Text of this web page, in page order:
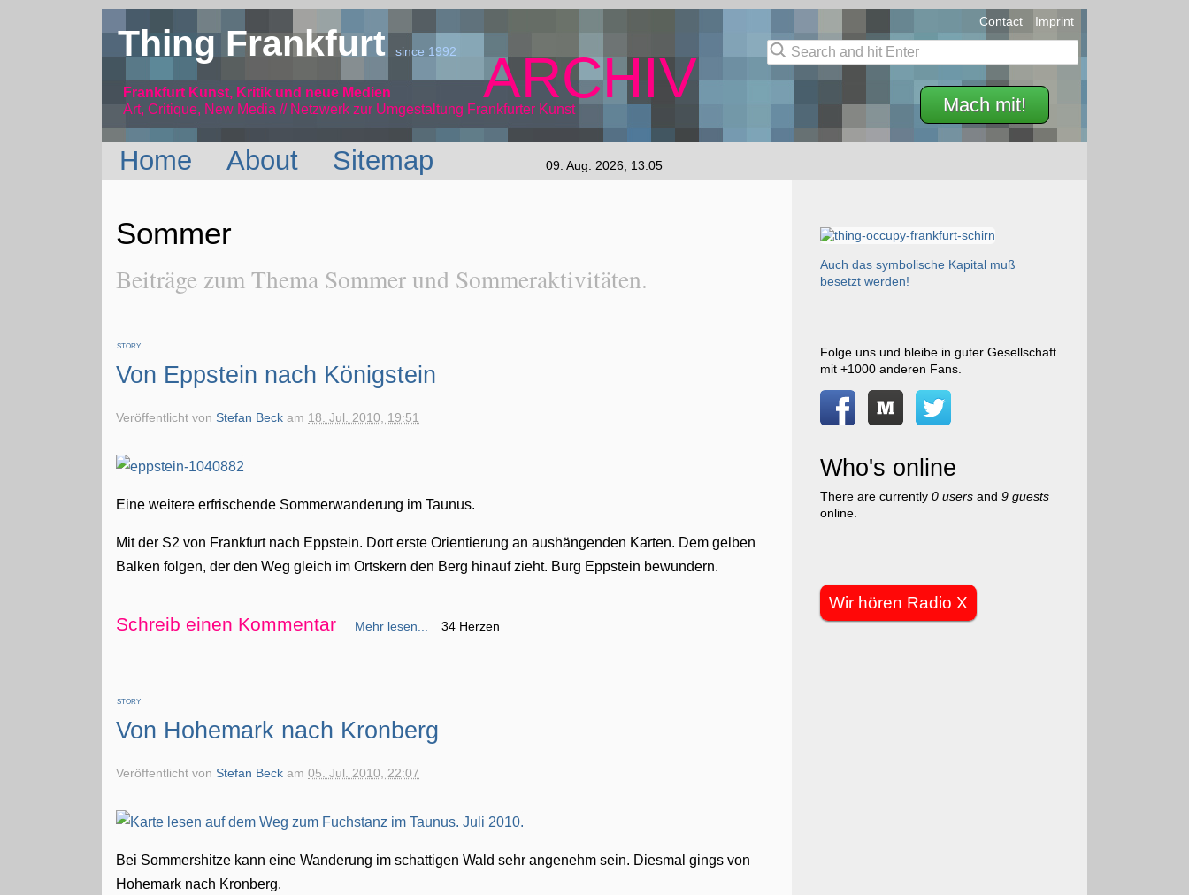
Thing Frankfurtsince 1992
Frankfurt Kunst, Kritik und neue Medien
Art, Critique, New Media // Netzwerk
ARCHIV
zur Umgestaltung Frankfurter Kunst Mach mit!
Contact Imprint
Home About Sitemap 09. Aug. 2026, 13:05
Sommer
Beiträge zum Thema Sommer und Sommeraktivitäten.
STORY
Von Eppstein nach Königstein
Veröffentlicht vonStefan Beck am 18. Jul. 2010, 19:51
Eine weitere erfrischende Sommerwanderung im Taunus.
Mit der S2 von Frankfurt nach Eppstein. Dort erste Orientierung an aushängenden Karten. Dem gelben
Balken folgen, der den Weg gleich im Ortskern den Berg hinauf zieht. Burg Eppstein bewundern.
Schreib einen Kommentar Mehr lesen... 34 Herzen
STORY
Von Hohemark nach Kronberg
Veröffentlicht vonStefan Beck am05. Jul. 2010, 22:07
Bei Sommershitze kann eine Wanderung im schattigen Wald sehr angenehm sein. Diesmal gings von
Hohemark nach Kronberg.
Auch das symbolische Kapital muß
besetzt werden!
Folge uns und bleibe in guter Gesellschaft
mit +1000 anderen Fans.
Who's online
There are currently 0 usersand 9 guests
online.
Wir hören Radio X